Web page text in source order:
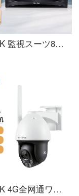
TP-LINK 監視スーツ800万像素POE昼夜フルカラー三倍ズーム人形检测声光警報双向语音通话監視枪型防犯カメラ 5路+录像机（8路）
TP-LINK 4G全网通ワイヤレス防犯カメラ室外防水球机フルカラー夜視360°監視ビデオカメラ 4Gスターライトフルカラー室外球机/IPC653-A4G